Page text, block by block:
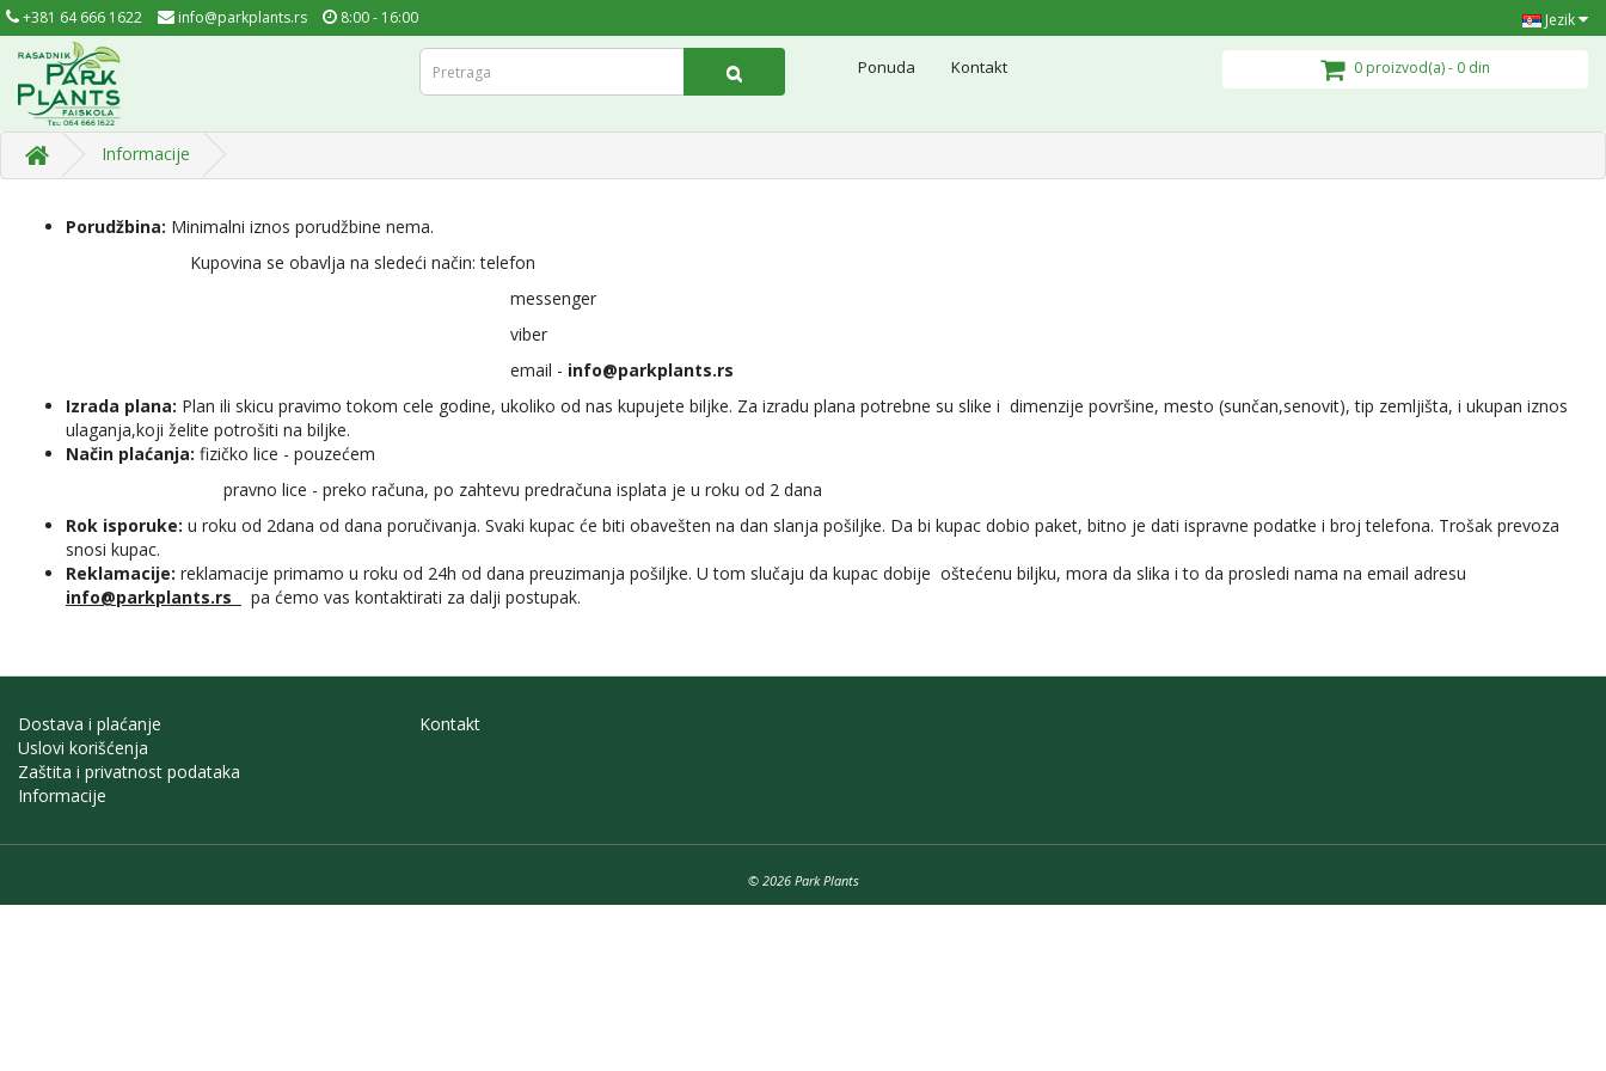
+381 64 666 1622 info@parkplants.rs 8:00 - 16:00 Jezik
Ponuda Kontakt 0 proizvod(a) - 0 din
Informacije
Porudžbina: Minimalni iznos porudžbine nema.
Kupovina se obavlja na sledeći način: telefon
messenger
viber
email - info@parkplants.rs
Izrada plana: Plan ili skicu pravimo tokom cele godine, ukoliko od nas kupujete biljke. Za izradu plana potrebne su slike i dimenzije površine, mesto (sunčan,senovit), tip zemljišta, i ukupan iznos
ulaganja,koji želite potrošiti na biljke.
Način plaćanja: fizičko lice - pouzećem
pravno lice - preko računa, po zahtevu predračuna isplata je u roku od 2 dana
Rok isporuke: u roku od 2dana od dana poručivanja. Svaki kupac će biti obavešten na dan slanja pošiljke. Da bi kupac dobio paket, bitno je dati ispravne podatke i broj telefona. Trošak prevoza
snosi kupac.
Reklamacije: reklamacije primamo u roku od 24h od dana preuzimanja pošiljke. U tom slučaju da kupac dobije oštećenu biljku, mora da slika i to da prosledi nama na email adresu
info@parkplants.rs
pa ćemo vas kontaktirati za dalji postupak.
Dostava i plaćanje
Uslovi korišćenja
Zaštita i privatnost podataka
Informacije
Kontakt
© 2026 Park Plants